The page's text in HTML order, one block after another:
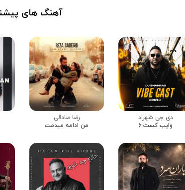
آهنگ های
دی جی شهراد
وایب کست 6
رضا صادقی
من ادامه میدمت